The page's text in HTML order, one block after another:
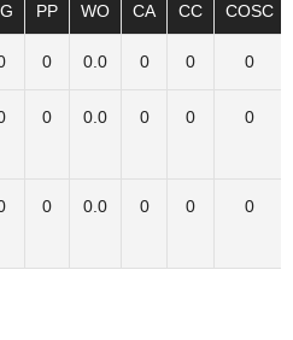
PP WO CA CC COSC
0 0.0 0 0 0
0 0.0 0 0 0
0 0.0 0 0 0